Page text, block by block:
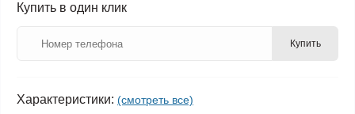
Купить в один клик
Купить
Характеристики: (смотреть все)